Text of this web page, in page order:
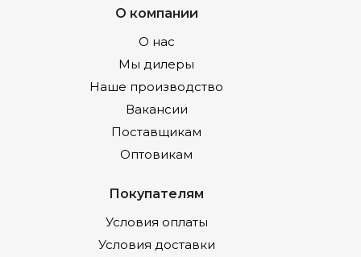
О компании
О нас
Мы дилеры
Наше производство
Вакансии
Поставщикам
Оптовикам
Покупателям
Условия оплаты
Условия доставки